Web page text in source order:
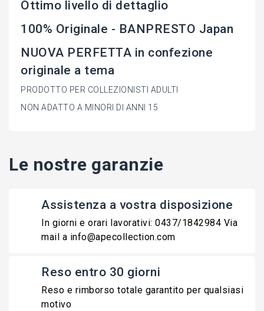
Ottimo livello di dettaglio
100% Originale - BANPRESTO Japan
NUOVA PERFETTA in confezione
originale a tema
PRODOTTO PER COLLEZIONISTI ADULTI
NON ADATTO A MINORI DI ANNI 15
Le nostre garanzie
Assistenza a vostra disposizione
In giorni e orari lavorativi: 0437/1842984 Via
mail a info@apecollection.com
Reso entro 30 giorni
Reso e rimborso totale garantito per qualsiasi
motivo